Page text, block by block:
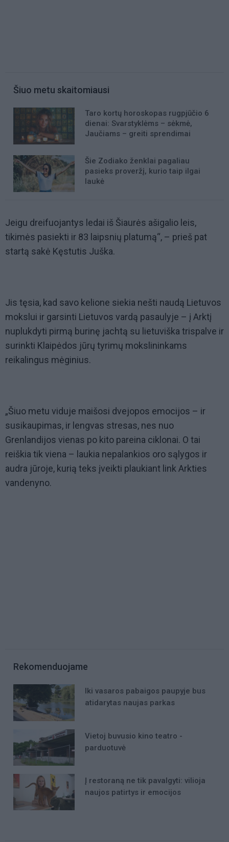
Šiuo metu skaitomiausi
Taro kortų horoskopas rugpjūčio 6
dienai: Svarstyklėms – sėkmė,
Jaučiams – greiti sprendimai
Šie Zodiako ženklai pagaliau
pasieks proveržį, kurio taip ilgai
laukė
Jeigu dreifuojantys ledai iš Šiaurės ašigalio leis,
tikimės pasiekti ir 83 laipsnių platumą“, – prieš pat
startą sakė Kęstutis Juška.
Jis tęsia, kad savo kelione siekia nešti naudą Lietuvos
mokslui ir garsinti Lietuvos vardą pasaulyje – į Arktį
nuplukdyti pirmą burinę jachtą su lietuviška trispalve ir
surinkti Klaipėdos jūrų tyrimų mokslininkams
reikalingus mėginius.
„Šiuo metu viduje maišosi dvejopos emocijos – ir
susikaupimas, ir lengvas stresas, nes nuo
Grenlandijos vienas po kito pareina ciklonai. O tai
reiškia tik viena – laukia nepalankios oro sąlygos ir
audra jūroje, kurią teks įveikti plaukiant link Arkties
vandenyno.
Rekomenduojame
Iki vasaros pabaigos paupyje bus
atidarytas naujas parkas
Vietoj buvusio kino teatro -
parduotuvė
Į restoraną ne tik pavalgyti: vilioja
naujos patirtys ir emocijos